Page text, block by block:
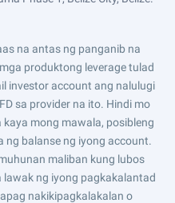
na antas ng panganib na
produktong leverage tulad
investor account ang nalulugi
sa provider na ito. Hindi mo
mong mawala, posibleng
ng balanse ng iyong account.
maliban kung lubos
ng iyong pagkakalantad
nakikipagkalakalan o